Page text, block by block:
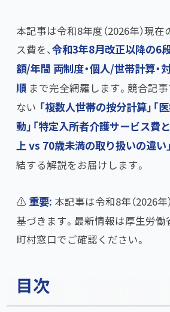
本記事は令和8年度（2026年）現
ス費を、​ 令和3年8月改正以降の6
額/年間 両制度・個人/世帯計算・
順 まで完全網羅します。競合記
ない 「複数人世帯の按分計算」「
動」「特定入所者介護サービス費
上 vs 70歳未満の取り扱いの違い」​
結する解説をお届けします。
⚠️ 重要: 本記事は令和8年（2026
基づきます。最新情報は厚生労働
町村窓口でご確認ください。
目次